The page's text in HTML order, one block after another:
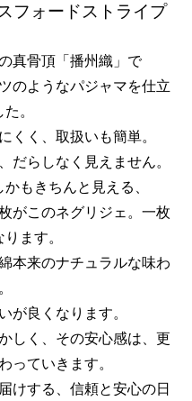
フォードストライプ
真骨頂「播州織」で
のようなパジャマを仕立
。
くく、取扱いも簡単。
だらしなく見えません。
もきちんと見える、
がこのネグリジェ。一枚
ます。
本来のナチュラルな味わ
が良くなります。
しく、その安心感は、更
っていきます。
けする、信頼と安心の日